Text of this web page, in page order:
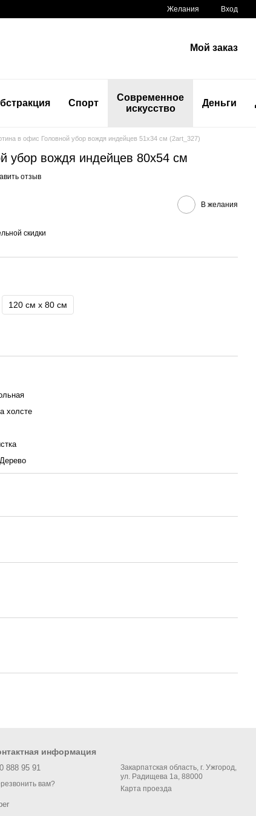
Желания Вход
Мой заказ
Спорт
Современное
искусство
Деньги
в офис Головной убор вождя индейцев 51x34 см (2art_327)
убор вождя индейцев 80x54 см
отзыв
В желания
скидки
120 см x 80 см
холсте
информация
888 95 91
вам?
Закарпатская область, г. Ужгород,
ул. Радищева 1а, 88000
Карта проезда